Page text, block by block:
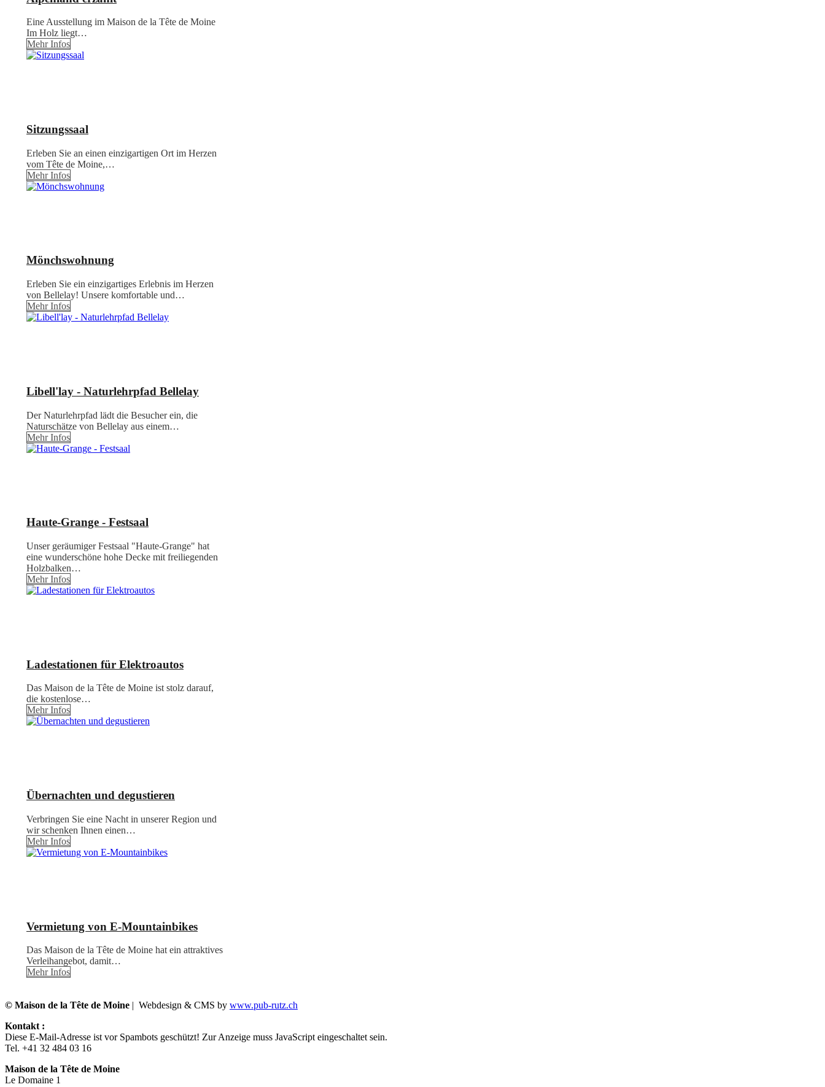
Eine Ausstellung im Maison de la Tête de Moine
Im Holz liegt…
Mehr Infos
Sitzungssaal
Erleben Sie an einen einzigartigen Ort im Herzen
vom Tête de Moine,…
Mehr Infos
Mönchswohnung
Erleben Sie ein einzigartiges Erlebnis im Herzen
von Bellelay! Unsere komfortable und…
Mehr Infos
Libell'lay - Naturlehrpfad Bellelay
Der Naturlehrpfad lädt die Besucher ein, die
Naturschätze von Bellelay aus einem…
Mehr Infos
Haute-Grange - Festsaal
Unser geräumiger Festsaal "Haute-Grange" hat
eine wunderschöne hohe Decke mit freiliegenden
Holzbalken…
Mehr Infos
Ladestationen für Elektroautos
Das Maison de la Tête de Moine ist stolz darauf,
die kostenlose…
Mehr Infos
Übernachten und degustieren
Verbringen Sie eine Nacht in unserer Region und
wir schenken Ihnen einen…
Mehr Infos
Vermietung von E-Mountainbikes
Das Maison de la Tête de Moine hat ein attraktives
Verleihangebot, damit…
Mehr Infos
© Maison de la Tête de Moine | Webdesign & CMS by www.pub-rutz.ch
Kontakt :
Diese E-Mail-Adresse ist vor Spambots geschützt! Zur Anzeige muss JavaScript eingeschaltet sein.
Tel. +41 32 484 03 16
Maison de la Tête de Moine
Le Domaine 1